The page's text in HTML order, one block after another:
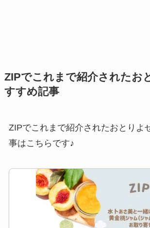
ZIPでこれまで紹介されたお
すすめ記事
ZIPでこれまで紹介されたおとりよ
事はこちらです♪